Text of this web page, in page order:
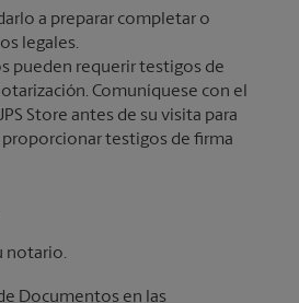
a preparar completar o
legales.
pueden requerir testigos de
Comuníquese con el
Store antes de su visita para
testigos de firma
notario.
Documentos en las